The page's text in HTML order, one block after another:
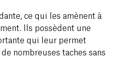
ce qui les amènent à
Ils possèdent une
qui leur permet
nombreuses taches sans